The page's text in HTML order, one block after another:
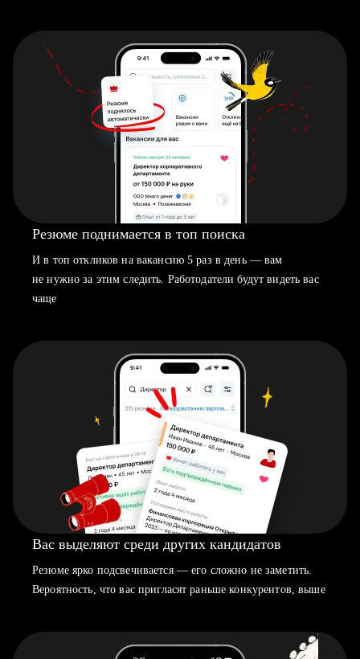
Резюме поднимается в топ поиска
И в топ откликов на вакансию 5 раз в день — вам
не нужно за этим следить. Работодатели будут видеть вас
чаще
Вас выделяют среди других кандидатов
Резюме ярко подсвечивается — его сложно не заметить.
Вероятность, что вас пригласят раньше конкурентов, выше